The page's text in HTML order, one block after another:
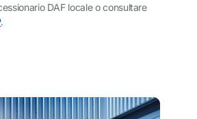
DAF locale o consultare
.